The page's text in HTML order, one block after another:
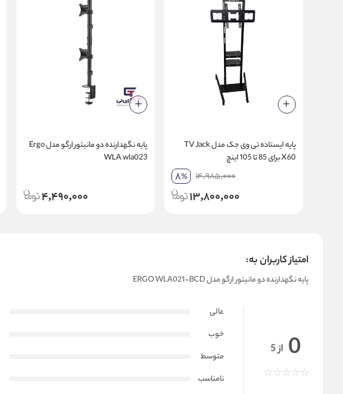
پایه ایستاده تی وی جک مدل TV Jack
X60 برای 85 تا 105 اینچ
14,985,000
8%
13,800,000
پایه نگهدارنده دو مانیتور ارگو مدل Ergo
WLA wla023
4,490,000
امتیاز کاربران به:
پایه نگهدارنده دو مانیتور ارگو مدل ERGO WLA021-BCD
0 از 5
عالی
خوب
متوسط
نامناسب